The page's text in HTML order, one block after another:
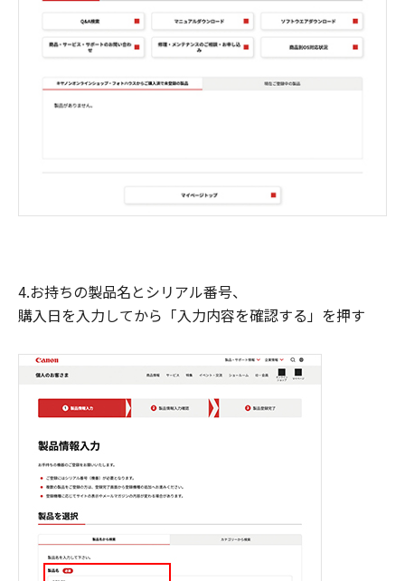
4.お持ちの製品名とシリアル番号、
購入日を入力してから「入力内容を確認する」を押す